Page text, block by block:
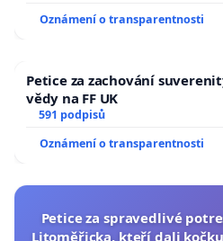
Oznámení o transparentnosti
Petice za zachování
vědy na FF UK
591 podpisů
Oznámení o transparentnosti
Petice za spravedlivé
Litoměřicka, kteří dali